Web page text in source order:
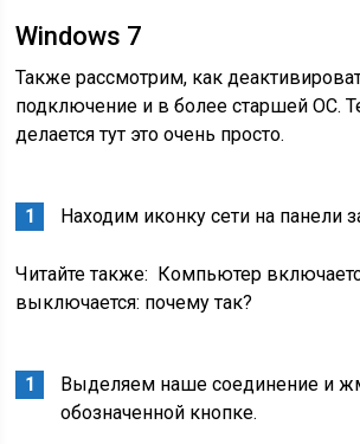
Windows 7
Также рассмотрим, как
подключение и в более старшей ОС.
делается тут это очень просто.
Находим иконку сети на панели
Читайте также: Компьютер
выключается: почему так?
Выделяем наше соединение и
обозначенной кнопке.